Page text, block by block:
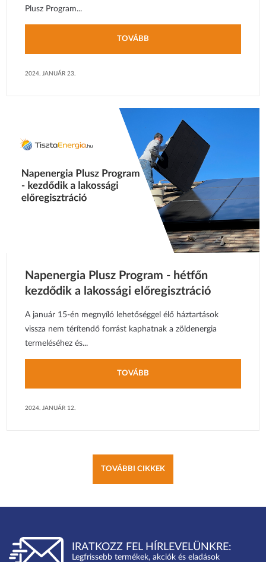
Plusz Program...
TOVÁBB
2024. JANUÁR 23.
Napenergia Plusz Program - hétfőn
kezdődik a lakossági előregisztráció
A január 15-én megnyíló lehetőséggel élő háztartások
vissza nem térítendő forrást kaphatnak a zöldenergia
termeléséhez és...
TOVÁBB
2024. JANUÁR 12.
TOVÁBBI CIKKEK
IRATKOZZ FEL HÍRLEVELÜNKRE:
Legfrissebb termékek, akciók és eladások